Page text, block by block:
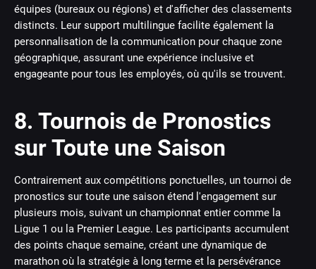
équipes (bureaux ou régions) et d'afficher des classements
distincts. Leur support multilingue facilite également la
personnalisation de la communication pour chaque zone
géographique, assurant une expérience inclusive et
engageante pour tous les employés, où qu'ils se trouvent.
8. Tournois de Pronostics
sur Toute une Saison
Contrairement aux compétitions ponctuelles, un tournoi de
pronostics sur toute une saison étend l'engagement sur
plusieurs mois, suivant un championnat entier comme la
Ligue 1 ou la Premier League. Les participants accumulent
des points chaque semaine, créant une dynamique de
marathon où la stratégie à long terme et la persévérance